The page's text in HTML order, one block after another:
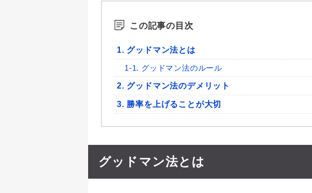
この記事の目次
1. グッドマン法とは
1-1. グッドマン法のルール
2. グッドマン法のデメリット
3. 勝率を上げることが大切
グッドマン法とは